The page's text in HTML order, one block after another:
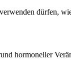
dürfen,
hormoneller